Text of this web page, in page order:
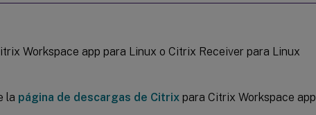
Workspace app para Linux o Citrix Receiver para Linux
la página de descargas de Citrix para Citrix Workspace app